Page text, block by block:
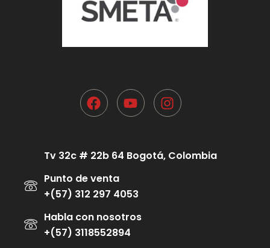
Tv 32c # 22b 64 Bogotá, Colombia
Punto de venta
+(57) 312 297 4053
Habla con nosotros
+(57) 3118552894